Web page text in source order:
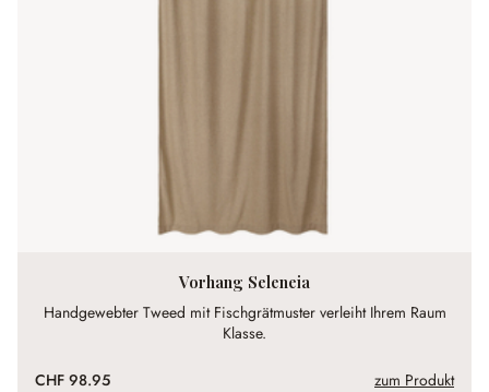
Vorhang Seleneia
Handgewebter Tweed mit Fischgrätmuster verleiht Ihrem Raum
Klasse.
CHF 98.95 zum Produkt